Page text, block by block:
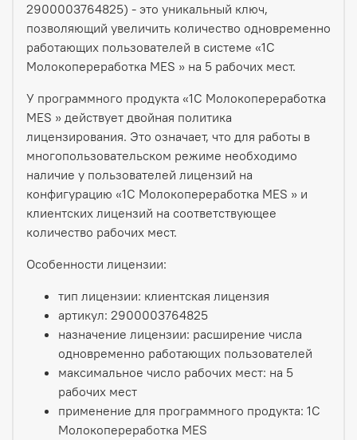
2900003764825) - это уникальный ключ,
позволяющий увеличить количество одновременно
работающих пользователей в системе «1С
Молокопереработка MES » на 5 рабочих мест.
У программного продукта «1С Молокопереработка
MES » действует двойная политика
лицензирования. Это означает, что для работы в
многопользовательском режиме необходимо
наличие у пользователей лицензий на
конфигурацию «1С Молокопереработка MES » и
клиентских лицензий на соответствующее
количество рабочих мест.
Особенности лицензии:
тип лицензии: клиентская лицензия
артикул: 2900003764825
назначение лицензии: расширение числа
одновременно работающих пользователей
максимальное число рабочих мест: на 5
рабочих мест
применение для программного продукта: 1С
Молокопереработка MES